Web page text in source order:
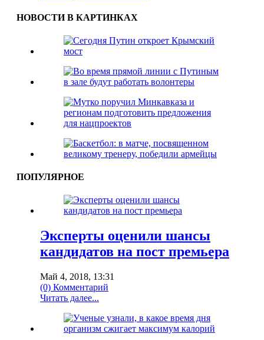
НОВОСТИ В КАРТИНКАХ
ПОПУЛЯРНОЕ
Эксперты оценили шансы
кандидатов на пост премьера
Май 4, 2018, 13:31
(0) Комментарий
Читать далее...